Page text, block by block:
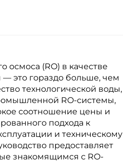
(RO) в качестве
это гораздо больше, чем
технологической воды,
RO-системы,
соотношение цены и
подхода к
и техническому
предоставляет
знакомящимся с RO-